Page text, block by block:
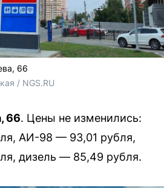
66
/ NGS.RU
66. Цены не изменились:
АИ-98 — 93,01 рубля,
дизель — 85,49 рубля.